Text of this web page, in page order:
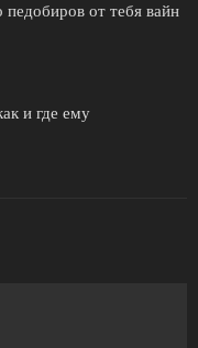
от тебя вайн
и где ему